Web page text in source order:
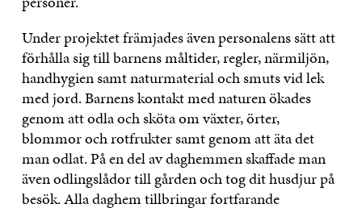
Under projektet främjades även personalens sätt att
förhålla sig till barnens måltider, regler, närmiljön,
handhygien samt naturmaterial och smuts vid lek
med jord. Barnens kontakt med naturen ökades
genom att odla och sköta om växter, örter,
blommor och rotfrukter samt genom att äta det
man odlat. På en del av daghemmen skaffade man
även odlingslådor till gården och tog dit husdjur på
besök. Alla daghem tillbringar fortfarande